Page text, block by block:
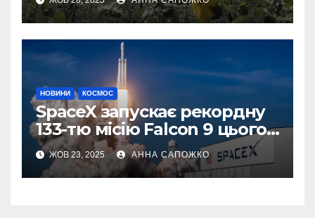
українських бойових
роботів
НОВИНИ КОСМОС
SpaceX запускає рекордну
133-тю місію Falcon 9 цього
року
ЖОВ 23, 2025 АННА САПОЖКО